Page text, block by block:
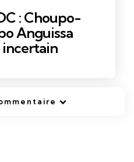
: Choupo-
Anguissa